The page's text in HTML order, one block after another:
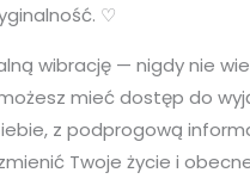
♡︎
wibrację — nigdy nie
mieć dostęp do
z podprogową
Twoje życie i